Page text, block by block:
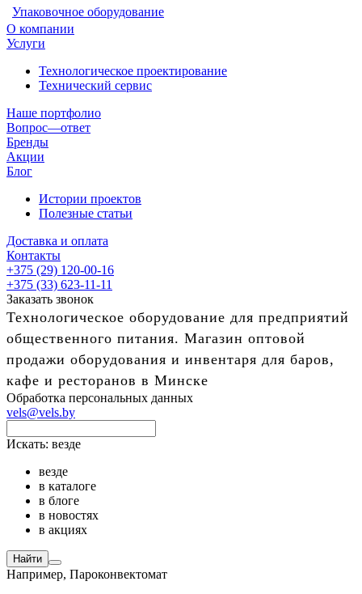
Упаковочное оборудование
О компании
Услуги
Технологическое проектирование
Технический сервис
Наше портфолио
Вопрос—ответ
Бренды
Акции
Блог
Истории проектов
Полезные статьи
Доставка и оплата
Контакты
+375 (29) 120-00-16
+375 (33) 623-11-11
Заказать звонок
Технологическое оборудование для предприятий
общественного питания. Магазин оптовой
продажи оборудования и инвентаря для баров,
кафе и ресторанов в Минске
Обработка персональных данных
vels@vels.by
Искать: везде
везде
в каталоге
в блоге
в новостях
в акциях
Найти
Например, Пароконвектомат